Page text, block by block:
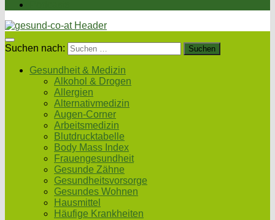
Suchen nach:
Gesundheit & Medizin
Alkohol & Drogen
Allergien
Alternativmedizin
Augen-Corner
Arbeitsmedizin
Blutdrucktabelle
Body Mass Index
Frauengesundheit
Gesunde Zähne
Gesundheitsvorsorge
Gesundes Wohnen
Hausmittel
Häufige Krankheiten